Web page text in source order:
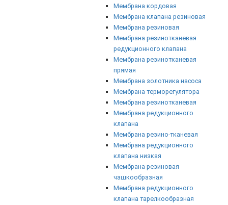
Мембрана кордовая
Мембрана клапана резиновая
Мембрана резиновая
Мембрана резинотканевая
редукционного клапана
Мембрана резинотканевая
прямая
Мембрана золотника насоса
Мембрана терморегулятора
Мембрана резинотканевая
Мембрана редукционного
клапана
Мембрана резино-тканевая
Мембрана редукционного
клапана низкая
Мембрана резиновая
чашкообразная
Мембрана редукционного
клапана тарелкообразная